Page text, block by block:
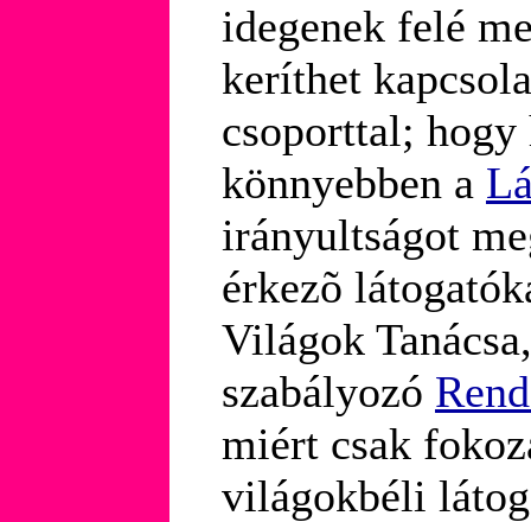
idegenek felé
keríthet
csoporttal; hogy
könnyebben a
irányultságot
érkezõ
Világok
szabályozó
miért csak
világokbéli